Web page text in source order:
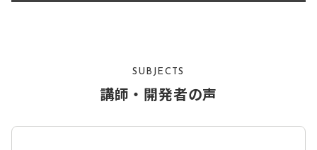
SUBJECTS
講師・開発者の声